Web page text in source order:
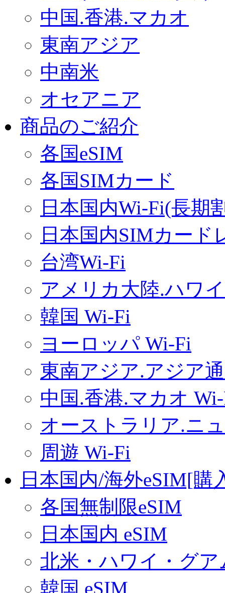
中国.香港.マカオ
東南アジア
中南米
オセアニア
商品のご紹介
各国eSIM
各国SIMカード
日本国内Wi-Fi(長期
日本国内SIMカード
台湾Wi-Fi
アメリカ大陸.ハワ
韓国 Wi-Fi
ヨーロッパ Wi-Fi
東南アジア.アジア
中国.香港.マカオ
オーストラリア.ニ
周遊 Wi-Fi
日本国内/海外eSIM[購
各国無制限eSIM
日本国内 eSIM
北米・ハワイ・グア
韓国 eSIM